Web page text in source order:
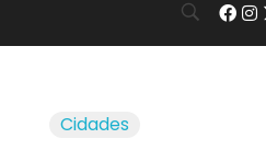
Cidades